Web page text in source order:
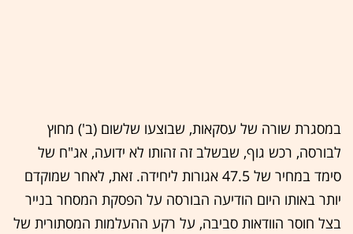
במסגרת שורה של עסקאות, שבוצעו שלשום (ב') מחוץ
לבורסה, רכש גוף, שבשלב זה זהותו לא ידועה, אג"ח של
סימד במחיר של 47.5 אגורות ליחידה. זאת, לאחר שמוקדם
יותר באותו היום הודיעה הבורסה על הפסקת המסחר בנייר
בצל חוסר הוודאות סביבה, על רקע ההעלמות המסתורית של